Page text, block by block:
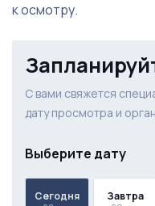
к осмотру.
С вами свяжется
дату просмотра и
Выберите дату
Сегодня Завтра